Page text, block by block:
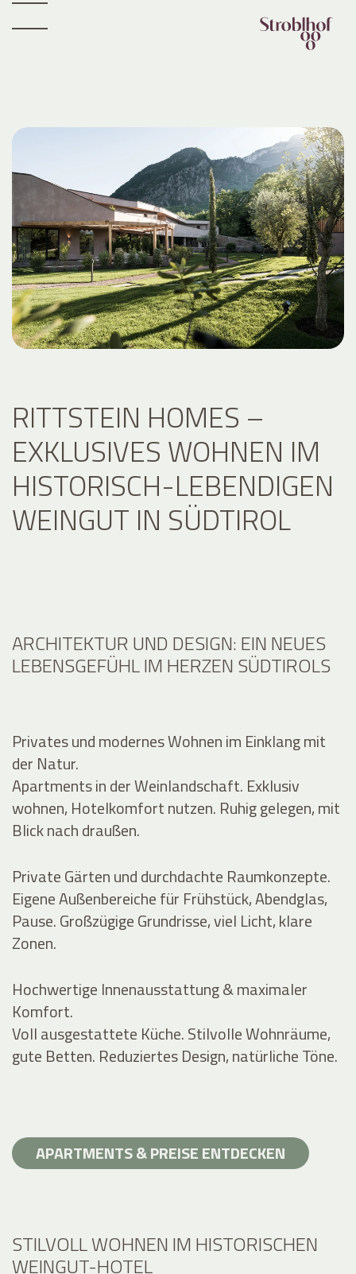
RITTSTEIN HOMES –
EXKLUSIVES WOHNEN IM
HISTORISCH-LEBENDIGEN
WEINGUT IN SÜDTIROL
ARCHITEKTUR UND DESIGN: EIN NEUES
LEBENSGEFÜHL IM HERZEN SÜDTIROLS
Privates und modernes Wohnen im Einklang mit
der Natur.
Apartments in der Weinlandschaft. Exklusiv
wohnen, Hotelkomfort nutzen. Ruhig gelegen, mit
Blick nach draußen.
Private Gärten und durchdachte Raumkonzepte.
Eigene Außenbereiche für Frühstück, Abendglas,
Pause. Großzügige Grundrisse, viel Licht, klare
Zonen.
Hochwertige Innenausstattung & maximaler
Komfort.
Voll ausgestattete Küche. Stilvolle Wohnräume,
gute Betten. Reduziertes Design, natürliche Töne.
APARTMENTS & PREISE ENTDECKEN
STILVOLL WOHNEN IM HISTORISCHEN
WEINGUT-HOTEL